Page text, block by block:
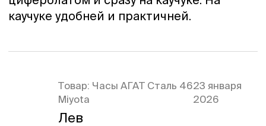
каучуке удобней и практичней.
Товар: Часы АГАТ Сталь 46
Miyota
Лев
23 января
2026